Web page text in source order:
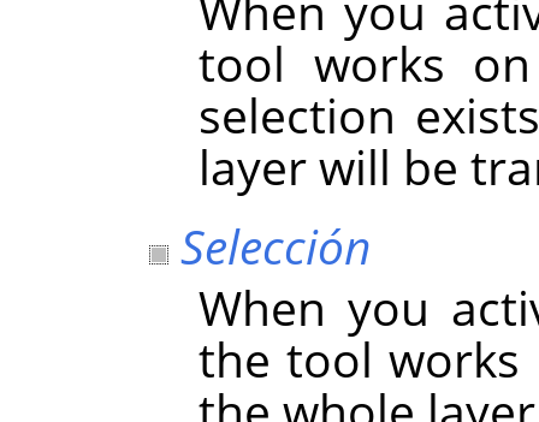
tool works
selection
layer will be
Selección
When you
the tool works